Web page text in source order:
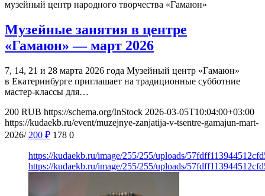
музейный центр народного творчества «Гамаюн»
Музейные занятия в центре
«Гамаюн» — март 2026
7, 14, 21 и 28 марта 2026 года Музейный центр «Гамаюн»
в Екатеринбурге приглашает на традиционные субботние
мастер-классы для…
200 RUB https://schema.org/InStock 2026-03-05T10:04:00+03:00
https://kudaekb.ru/event/muzejnye-zanjatija-v-tsentre-gamajun-mart-
2026/ 200 ₽ 178 0
https://kudaekb.ru/image/255/255/uploads/
https://kudaekb.ru/image/255/255/uploads/